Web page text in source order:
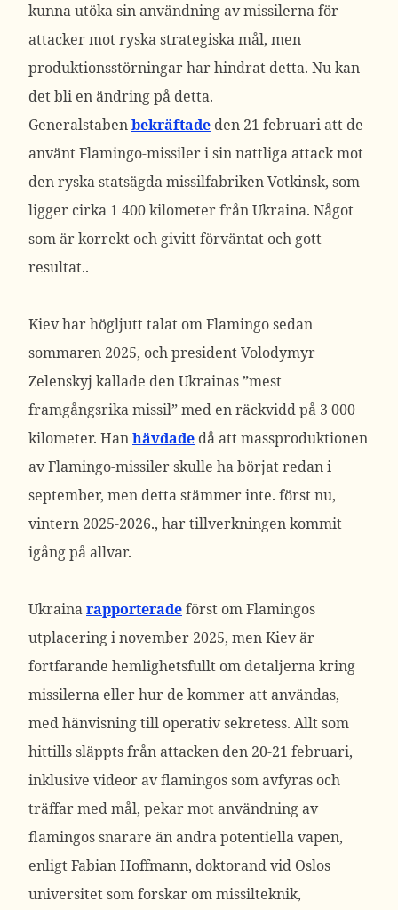
kunna utöka sin användning av missilerna för
attacker mot ryska strategiska mål, men
produktionsstörningar har hindrat detta. Nu kan
det bli en ändring på detta.
Generalstabenbekräftade den 21 februari att de
använt Flamingo-missiler i sin nattliga attack mot
den ryska statsägda missilfabriken Votkinsk, som
ligger cirka 1 400 kilometer från Ukraina. Något
som är korrekt och givitt förväntat och gott
resultat..
Kiev har högljutt talat om Flamingo sedan
sommaren 2025, och president Volodymyr
Zelenskyj kallade den Ukrainas ”mest
framgångsrika missil” med en räckvidd på 3 000
kilometer. Hanhävdade då att massproduktionen
av Flamingo-missiler skulle ha börjat redan i
september, men detta stämmer inte. först nu,
vintern 2025-2026., har tillverkningen kommit
igång på allvar.
Ukrainarapporteradeförst om Flamingos
utplacering i november 2025, men Kiev är
fortfarande hemlighetsfullt om detaljerna kring
missilerna eller hur de kommer att användas,
med hänvisning till operativ sekretess. Allt som
hittills släppts från attacken den 20-21 februari,
inklusive videor av flamingos som avfyras och
träffar med mål, pekar mot användning av
flamingos snarare än andra potentiella vapen,
enligt Fabian Hoffmann, doktorand vid Oslos
universitet som forskar om missilteknik,